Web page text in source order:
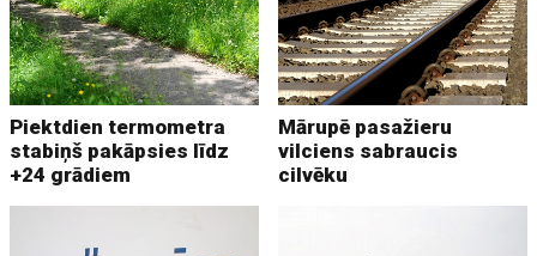
Piektdien termometra
stabiņš pakāpsies līdz
+24 grādiem
Mārupē pasažieru
vilciens sabraucis
cilvēku